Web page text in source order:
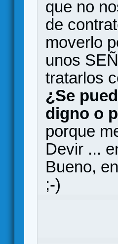
que no
de
moverlo
unos
tratarlos
¿Se
digno o
porque
Devir ...
Bueno,
;-)